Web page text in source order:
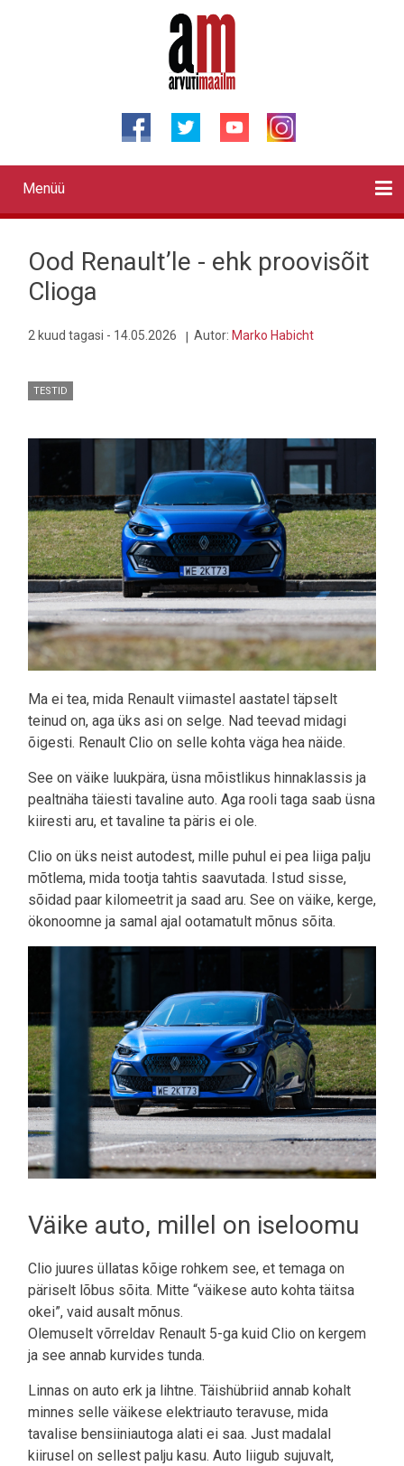
Primary
links
Menüü
Ood Renault’le - ehk proovisõit
Clioga
2 kuud tagasi - 14.05.2026 Autor: Marko Habicht
TESTID
Ma ei tea, mida Renault viimastel aastatel täpselt
teinud on, aga üks asi on selge. Nad teevad midagi
õigesti. Renault Clio on selle kohta väga hea näide.
See on väike luukpära, üsna mõistlikus hinnaklassis ja
pealtnäha täiesti tavaline auto. Aga rooli taga saab üsna
kiiresti aru, et tavaline ta päris ei ole.
Clio on üks neist autodest, mille puhul ei pea liiga palju
mõtlema, mida tootja tahtis saavutada. Istud sisse,
sõidad paar kilomeetrit ja saad aru. See on väike, kerge,
ökonoomne ja samal ajal ootamatult mõnus sõita.
Väike auto, millel on iseloomu
Clio juures üllatas kõige rohkem see, et temaga on
päriselt lõbus sõita. Mitte “väikese auto kohta täitsa
okei”, vaid ausalt mõnus.
Olemuselt võrreldav Renault 5-ga kuid Clio on kergem
ja see annab kurvides tunda.
Linnas on auto erk ja lihtne. Täishübriid annab kohalt
minnes selle väikese elektriauto teravuse, mida
tavalise bensiiniautoga alati ei saa. Just madalal
kiirusel on sellest palju kasu. Auto liigub sujuvalt,